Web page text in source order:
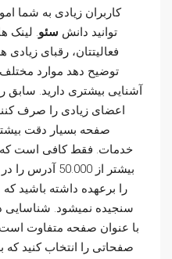
کاربران زیادی به شما
توانید دانش سئو. لینک
فعالیتتان، رقبای زیادی
توضیح دهد موارد مختلف
اعضای زیادی را صرف
صفحه بسیار دقت
خدمات. فقط کافی است که
بیشتر از
را برعهده داشته باشید
سنجیده نمیشود. شناسایی
صفحاتی را انتخاب کنید